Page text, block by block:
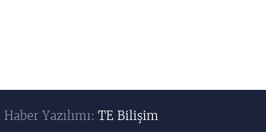
Haber Yazılımı:TE Bilişim